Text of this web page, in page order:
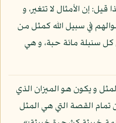
قيل: إن الأمثال لا تتغير، و
في سبيل الله كمثل من
كل سنبلة مائة حبة، و هي
و يكون هو الميزان الذي
تمام القصة التي هي المثل